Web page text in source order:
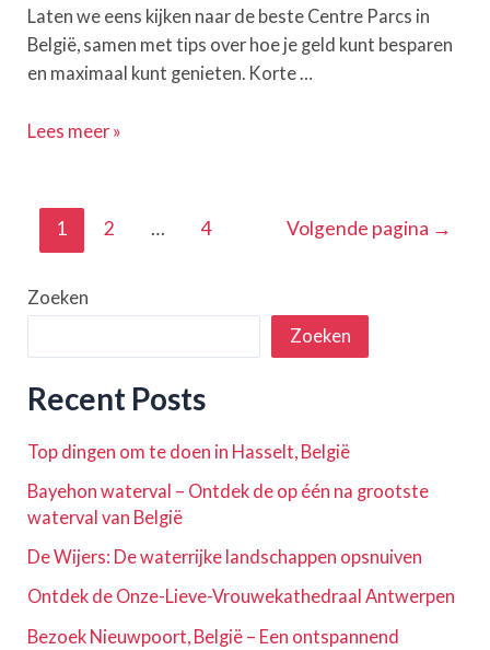
Laten we eens kijken naar de beste Centre Parcs in
België, samen met tips over hoe je geld kunt besparen
en maximaal kunt genieten. Korte …
Ontdek
Centre
België
Gids)
Lees meer »
Berichten
paginering
1 2 … 4 Volgende pagina →
Zoeken
Zoeken
Recent Posts
Top dingen om te doen in Hasselt, België
Bayehon waterval – Ontdek de op één na grootste
waterval van België
De Wijers: De waterrijke landschappen opsnuiven
Ontdek de Onze-Lieve-Vrouwekathedraal Antwerpen
Bezoek Nieuwpoort, België – Een ontspannend